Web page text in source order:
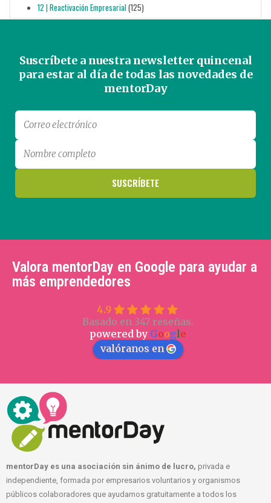
12 | Reactivación Empresarial(125)
Suscríbete a nuestra newsletter quincenal
para estar al día de todas las novedades de
mentorDay
Valora mentorDay en Google para ayudar a
más emprendedores
4.9
Basado en 347 reseñas.
powered by Google
valóranos en
mentorDay es una asociación sin ánimo de lucro, privada e
independiente, formada por empresarios voluntarios y organismos
públicos colaboradores que ayudamos gratuitamente a todos los